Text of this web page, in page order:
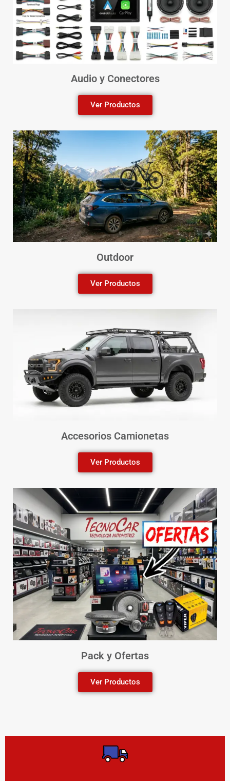
Audio y Conectores
Ver Productos
Outdoor
Ver Productos
Accesorios Camionetas
Ver Productos
Pack y Ofertas
Ver Productos